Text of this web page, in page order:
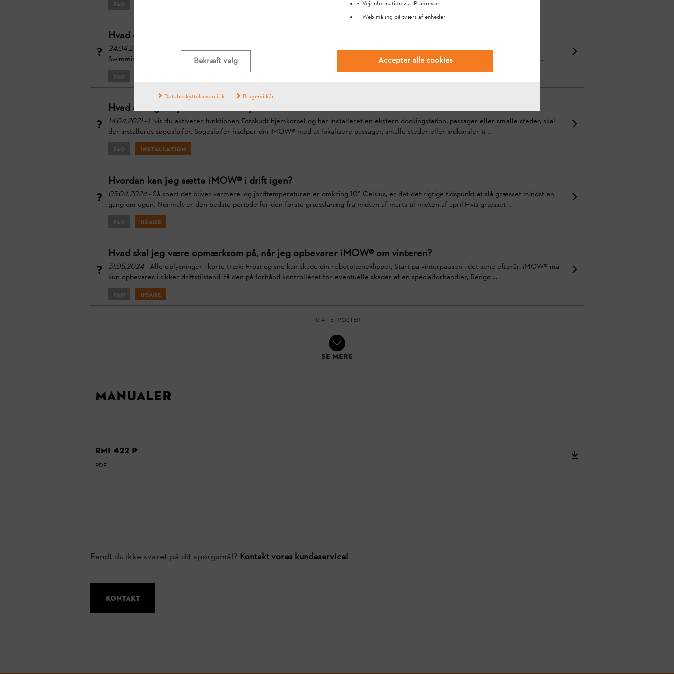
FAQ
Hvad er begrænsede områder på iMOW®?
24.04.2024
- Der skal installeres barriereoverflader,Rundt om forhindringer, som robotplæneklipperen ikke må røre, f.eks. Damme,
Swimmingpools, Blomsterbede, Grøntsagshaver, uden om forhindringer, der ikke er tilstrækkeligt stabile,Omkring forhindringer, der er ...
FAQ
Hvad er søgesløjfer til forskudt hjemkørsel?
14.04.2021- Hvis du aktiverer funktionen Forskudt hjemkørsel og har installeret en ekstern dockingstation, passager eller smalle steder, skal
der installeres søgesløjfer. Søgesløjfer hjælper din iMOW® med at lokalisere passager, smalle steder eller indkørsler ti ...
FAQ Installation
Hvordan kan jeg sætte iMOW® i drift igen?
05.04.2024- Så snart det bliver varmere, og jordtemperaturen er omkring 10° Celsius, er det det rigtige tidspunkt at slå græsset mindst en
gang om ugen. Normalt er den bedste periode for den første græsslåning fra midten af marts til midten af april.Hvis græsset ...
FAQ Usage
Hvad skal jeg være opmærksom på, når jeg opbevarer iMOW® om vinteren?
31.05.2024- Alle oplysninger i korte træk: Frost og sne kan skade din robotplæneklipper, Start på vinterpausen i det sene efterår, iMOW® må
kun opbevares i sikker driftstilstand: få den på forhånd kontrolleret for eventuelle skader af en specialforhandler, Rengø ...
FAQ Usage
10 af 51 poster
Se mere
Manualer
RMI 422 P
PDF
Fandt du ikke svaret på dit spørgsmål? Kontakt vores kundeservice!
Kontakt
Vejrinformation via IP-adresse
Web måling på tværs af enheder
Bekræft valg Accepter alle cookies
Databeskyttelsespolitik Brugervilkår